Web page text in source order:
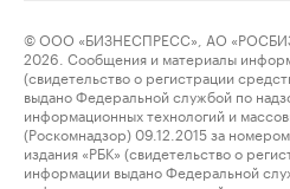
© ООО «БИЗНЕСПРЕСС», АО
2026. Сообщения и материалы
(свидетельство о регистрации
выдано Федеральной службой по
информационных технологий и
(Роскомнадзор) 09.12.2015 за
издания «РБК» (свидетельство о
информации выдано Федеральной